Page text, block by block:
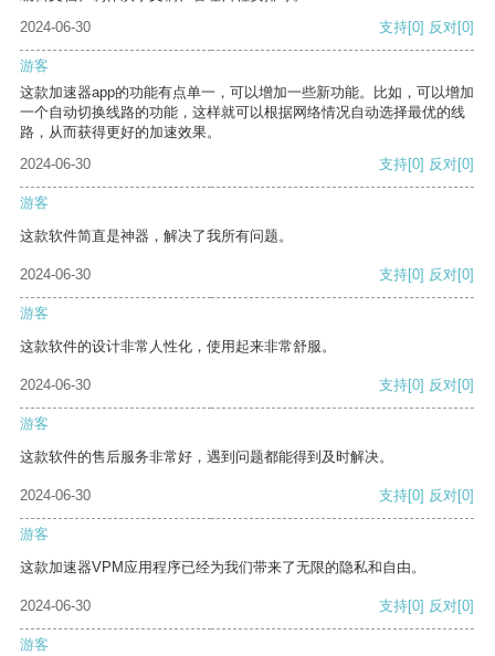
2024-06-30
支持[0] 反对[0]
游客
这款加速器app的功能有点单一，可以增加一些新功能。比如，可以增加
一个自动切换线路的功能，这样就可以根据网络情况自动选择最优的线
路，从而获得更好的加速效果。
2024-06-30
支持[0] 反对[0]
游客
这款软件简直是神器，解决了我所有问题。
2024-06-30 支持[0] 反对[0]
游客
这款软件的设计非常人性化，使用起来非常舒服。
2024-06-30 支持[0] 反对[0]
游客
这款软件的售后服务非常好，遇到问题都能得到及时解决。
2024-06-30 支持[0] 反对[0]
游客
这款加速器VPM应用程序已经为我们带来了无限的隐私和自由。
2024-06-30 支持[0] 反对[0]
游客